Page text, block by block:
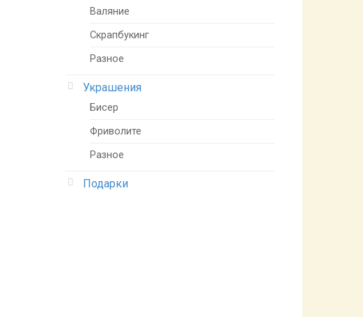
Валяние
Скрапбукинг
Разное
Украшения
Бисер
Фриволите
Разное
Подарки